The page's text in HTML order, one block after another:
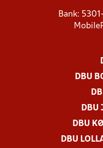
Bank:
DBU
DBU
DBU
DBU